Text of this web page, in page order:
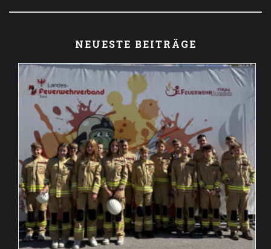
NEUESTE BEITRÄGE